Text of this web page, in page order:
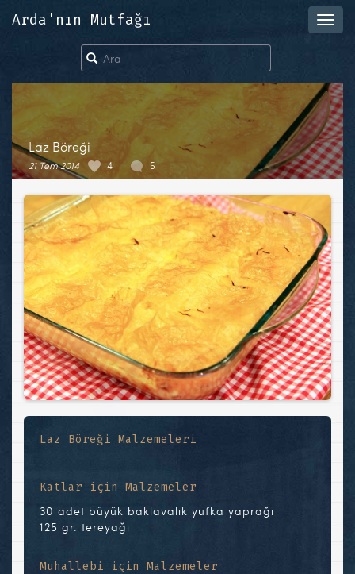
Arda'nın Mutfağı
Laz Böreği
21 Tem 2014 4 5
Laz Böreği Malzemeleri
Katlar için Malzemeler
30 adet büyük baklavalık yufka yaprağı
125 gr. tereyağı
Muhallebi için Malzemeler